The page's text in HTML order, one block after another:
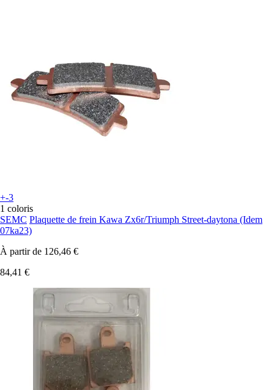
+-3
1 coloris
SEMC Plaquette de frein Kawa Zx6r/Triumph Street-daytona (Idem
07ka23)
À partir de 126,46 €
84,41 €